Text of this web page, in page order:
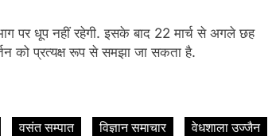
पर धूप नहीं रहेगी. इसके बाद 22 मार्च से अगले छह
को प्रत्यक्ष रूप से समझा जा सकता है.
वसंत सम्पात विज्ञान समाचार वेधशाला उज्जैन